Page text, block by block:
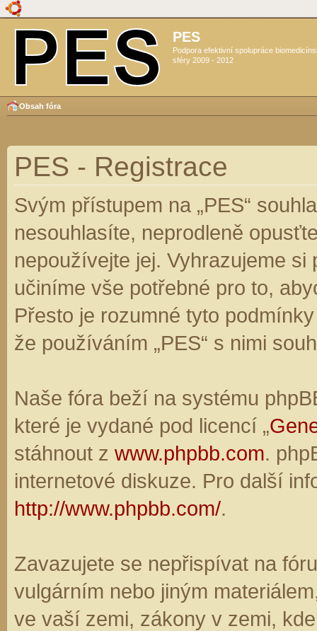
PES
Podpora efektivní spolupráce
sféry 2009 - 2012
Obsah fóra
PES - Registrace
Svým přístupem na „PES“
nesouhlasíte, neprodleně
nepoužívejte jej. Vyhrazujeme
učiníme vše potřebné pro to,
Přesto je rozumné tyto
že používáním „PES“ s nimi
Naše fóra beží na systému
které je vydané pod licencí „
stáhnout z www.phpbb.com.
internetové diskuze. Pro další
http://www.phpbb.com/.
Zavazujete se nepřispívat na
vulgárním nebo jiným
ve vaší zemi, zákony v zemi,